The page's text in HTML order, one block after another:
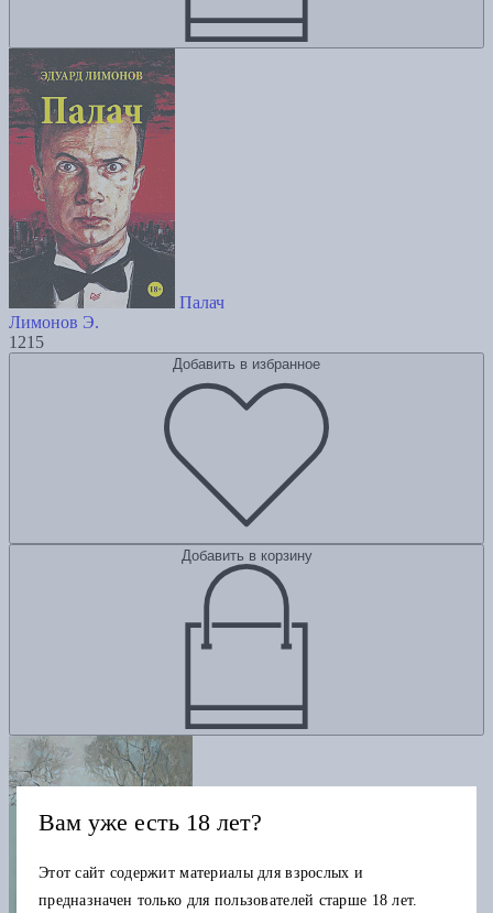
Палач
Лимонов Э.
1215
Добавить в избранное
Добавить в корзину
Вам уже есть 18 лет?
Этот сайт содержит материалы для взрослых и
предназначен только для пользователей старше 18 лет.